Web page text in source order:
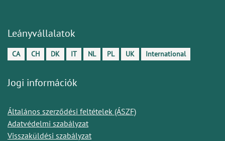
Leányvállalatok
CA CH DK IT NL PL UK International
Jogi információk
Általános szerződési feltételek (ÁSZF)
Adatvédelmi szabályzat
Visszaküldési szabályzat